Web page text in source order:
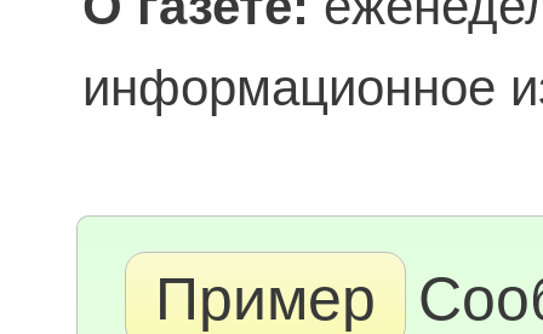
информационное
Пример